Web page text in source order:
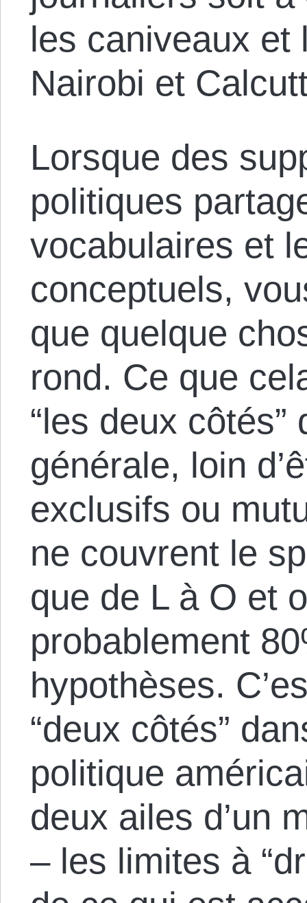
les caniveaux et
Nairobi et
Lorsque des
politiques
vocabulaires et
conceptuels,
que quelque
rond. Ce que
“les deux
générale, loin
exclusifs ou
ne couvrent le
que de L à O et
probablement
hypothèses.
“deux côtés”
politique
deux ailes d’un
– les limites à